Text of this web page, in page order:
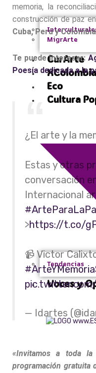
MigrArte
CurArte
XColombia
Eco
Cultura
Tendencias
Voces y
memoria, la
construcción de paz
Cuba, Perú y
Te puede interesar:
Poesía dedicada a la
¿El arte y la
Estas y otras
conversación
Internacional
>https://t.co/
📹 Victor
— Idartes
«Invitamos a toda
programación gratuita